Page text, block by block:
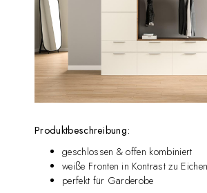
Produktbeschreibung:
geschlossen & offen kombiniert
weiße Fronten in Kontrast zu
perfekt für Garderobe